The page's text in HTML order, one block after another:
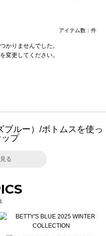
アイテム数： 件
かりませんでした。
変更してください。
ブルー）/ボトムスを使っ
プ
る